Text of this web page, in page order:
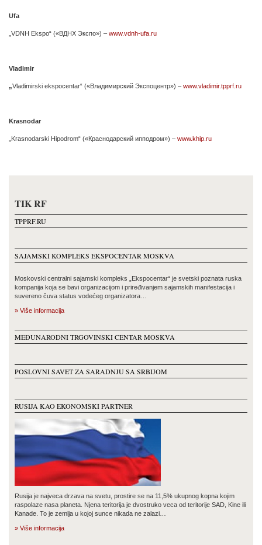
Ufa
„VDNH Ekspo“ («ВДНХ Экспо») – www.vdnh-ufa.ru
Vladimir
„Vladimirski ekspocentar“ («Владимирский Экспоцентр») – www.vladimir.tpprf.ru
Krasnodar
„Krasnodarski Hipodrom“ («Краснодарский ипподром») – www.khip.ru
TIK RF
TPPRF.RU
SAJAMSKI KOMPLEKS EKSPOCENTAR MOSKVA
Moskovski centralni sajamski kompleks „Ekspocentar“ je svetski poznata ruska
kompanija koja se bavi organizacijom i priređivanjem sajamskih manifestacija i
suvereno čuva status vodećeg organizatora…
» Više informacija
MEĐUNARODNI TRGOVINSKI CENTAR MOSKVA
POSLOVNI SAVET ZA SARADNJU SA SRBIJOM
RUSIJA KAO EKONOMSKI PARTNER
Rusija je najveca drzava na svetu, prostire se na 11,5% ukupnog kopna kojim
raspolaze nasa planeta. Njena teritorija je dvostruko veca od teritorije SAD, Kine ili
Kanade. To je zemlja u kojoj sunce nikada ne zalazi…
» Više informacija